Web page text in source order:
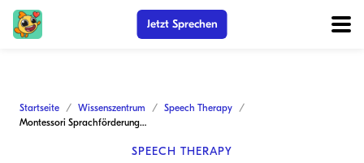
Jetzt Sprechen
Startseite Wissenszentrum
Speech Therapy
Montessori Sprachförderungs-Aktivitäten für dein Kind
SPEECH THERAPY